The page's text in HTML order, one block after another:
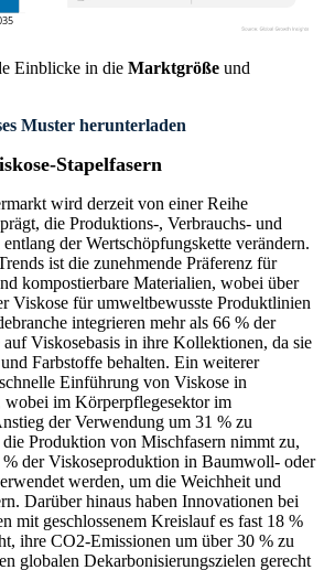
Einblicke in die Marktgröße und
Muster herunterladen
Stapelfasern
wird derzeit von einer Reihe
die Produktions-, Verbrauchs- und
der Wertschöpfungskette verändern.
ist die zunehmende Präferenz für
kompostierbare Materialien, wobei über
Viskose für umweltbewusste Produktlinien
integrieren mehr als 66 % der
Viskosebasis in ihre Kollektionen, da sie
Farbstoffe behalten. Ein weiterer
Einführung von Viskose in
wobei im Körperpflegesektor im
der Verwendung um 31 % zu
Produktion von Mischfasern nimmt zu,
der Viskoseproduktion in Baumwoll- oder
werden, um die Weichheit und
Darüber hinaus haben Innovationen bei
mit geschlossenem Kreislauf es fast 18 %
ihre CO2-Emissionen um über 30 % zu
globalen Dekarbonisierungszielen gerecht